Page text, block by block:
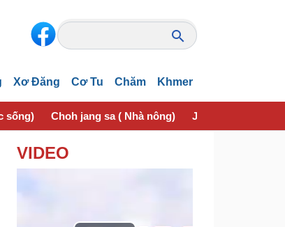
Xơ Đăng Cơ Tu Chăm Khmer
sống) Choh jang sa ( Nhà nông) Jơhngơ̆m pran
VIDEO